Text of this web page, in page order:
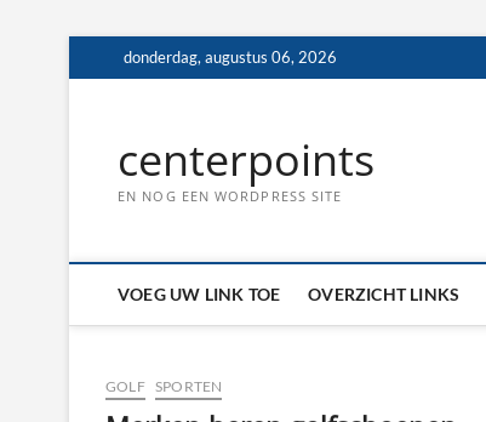
naar
donderdag, augustus 06, 2026
centerpoints
EN NOG EEN WORDPRESS SITE
VOEG UW LINK TOE OVERZICHT LINKS
GOLF SPORTEN